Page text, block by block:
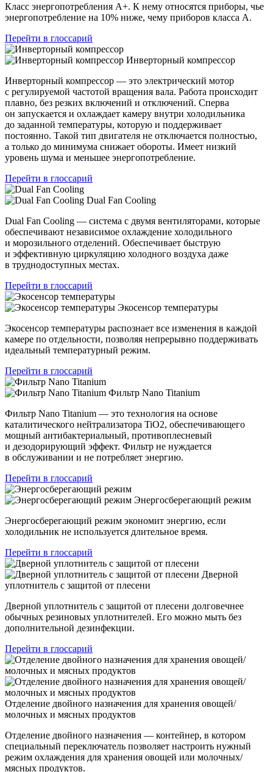
Класс энергопотребления А+. К нему относятся приборы, чье
энергопотребление на 10% ниже, чему приборов класса А.
Перейти в глоссарий
Инверторный компрессор
Инверторный компрессор — это электрический мотор
с регулируемой частотой вращения вала. Работа происходит
плавно, без резких включений и отключений. Сперва
он запускается и охлаждает камеру внутри холодильника
до заданной температуры, которую и поддерживает
постоянно. Такой тип двигателя не отключается полностью,
а только до минимума снижает обороты. Имеет низкий
уровень шума и меньшее энергопотребление.
Перейти в глоссарий
Dual Fan Cooling
Dual Fan Cooling — система с двумя вентиляторами, которые
обеспечивают независимое охлаждение холодильного
и морозильного отделений. Обеспечивает быструю
и эффективную циркуляцию холодного воздуха даже
в труднодоступных местах.
Перейти в глоссарий
Экосенсор температуры
Экосенсор температуры распознает все изменения в каждой
камере по отдельности, позволяя непрерывно поддерживать
идеальный температурный режим.
Перейти в глоссарий
Фильтр Nano Titanium
Фильтр Nano Titanium — это технология на основе
каталитического нейтрализатора TiO2, обеспечивающего
мощный антибактериальный, противоплесневый
и дезодорирующий эффект. Фильтр не нуждается
в обслуживании и не потребляет энергию.
Перейти в глоссарий
Энергосберегающий режим
Энергосберегающий режим экономит энергию, если
холодильник не используется длительное время.
Перейти в глоссарий
Дверной
уплотнитель с защитой от плесени
Дверной уплотнитель с защитой от плесени долговечнее
обычных резиновых уплотнителей. Его можно мыть без
дополнительной дезинфекции.
Перейти в глоссарий
Отделение двойного назначения для хранения овощей/
молочных и мясных продуктов
Отделение двойного назначения — контейнер, в котором
специальный переключатель позволяет настроить нужный
режим охлаждения для хранения овощей или молочных/
мясных продуктов.